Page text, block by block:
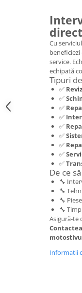
Capete de Bară
Caseta Directie
Cilindrii Directie
Fuzete Stivuitor
Piese Directie
Pivoți Direcție
Sistem Electric
Alternatoare
Bujii Motostivuitoare
Contact Pornire
Electromotoare
Lampi Faruri si
Piese Electrice
Sistem Franare
Cilindrii Frana
Frana de Mana
Piese Frane Stivuitor
Cu
service.
echipată
Tipuri
✅
✅
✅
✅
✅
✅
✅
✅
✅
De ce
🔧
🔧
🔧
🔧
Asigură-te
Informatii